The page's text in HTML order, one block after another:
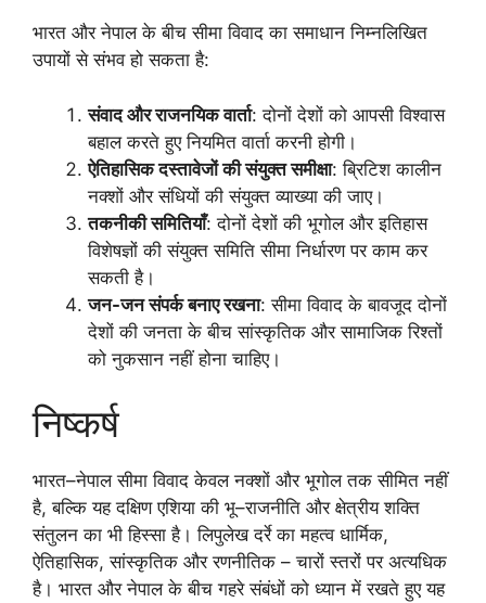
भारत और नेपाल के बीच सीमा विवाद का समाधान निम्नलिखित
उपायों से संभव हो सकता है:
संवाद और राजनयिक वार्ता: दोनों देशों को आपसी विश्वास
बहाल करते हुए नियमित वार्ता करनी होगी।
ऐतिहासिक दस्तावेजों की संयुक्त समीक्षा: ब्रिटिश कालीन
नक्शों और संधियों की संयुक्त व्याख्या की जाए।
तकनीकी समितियाँ: दोनों देशों की भूगोल और इतिहास
विशेषज्ञों की संयुक्त समिति सीमा निर्धारण पर काम कर
सकती है।
जन-जन संपर्क बनाए रखना: सीमा विवाद के बावजूद दोनों
देशों की जनता के बीच सांस्कृतिक और सामाजिक रिश्तों
को नुकसान नहीं होना चाहिए।
निष्कर्ष
भारत–नेपाल सीमा विवाद केवल नक्शों और भूगोल तक सीमित नहीं
है, बल्कि यह दक्षिण एशिया की भू–राजनीति और क्षेत्रीय शक्ति
संतुलन का भी हिस्सा है। लिपुलेख दर्रे का महत्व धार्मिक,
ऐतिहासिक, सांस्कृतिक और रणनीतिक – चारों स्तरों पर अत्यधिक
है। भारत और नेपाल के बीच गहरे संबंधों को ध्यान में रखते हुए यह